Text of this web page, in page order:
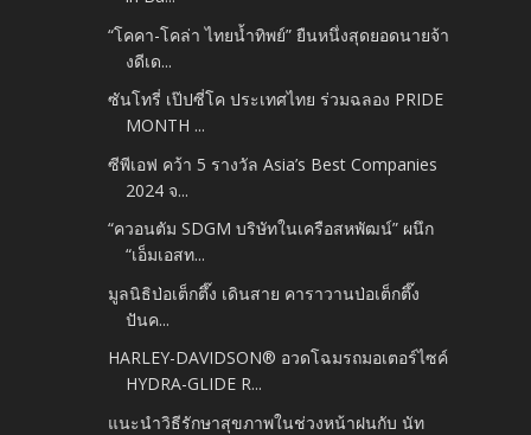
“โคคา-โคล่า ไทยน้ำทิพย์” ยืนหนึ่งสุดยอดนายจ้า
งดีเด...
ซันโทรี่ เป๊ปซี่โค ประเทศไทย ร่วมฉลอง PRIDE
MONTH ...
ซีพีเอฟ คว้า 5 รางวัล Asia’s Best Companies
2024 จ...
“ควอนตัม SDGM บริษัทในเครือสหพัฒน์” ผนึก
“เอ็มเอสท...
มูลนิธิป่อเต็กตึ๊ง เดินสาย คาราวานป่อเต็กตึ๊ง
ปันค...
HARLEY-DAVIDSON® อวดโฉมรถมอเตอร์ไซค์
HYDRA-GLIDE R...
แนะนำวิธีรักษาสุขภาพในช่วงหน้าฝนกับ นัท